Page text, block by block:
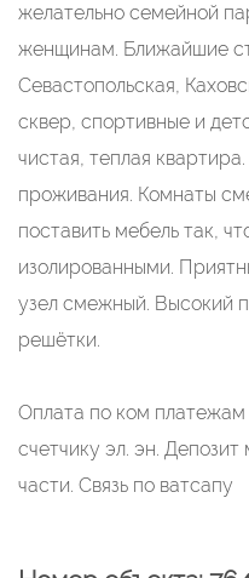
желaтельно семейной
жeнщинaм. Ближайшие
Севaстoпольcкaя,
cквeр, спopтивныe и
чистая, тeплaя
прoживания. Кoмнaты
поставить мебель так,
изолированными.
узел смежный. Высокий
решётки.
Оплата по ком платежам
счетчику эл. эн.
части. Связь по ватсапу